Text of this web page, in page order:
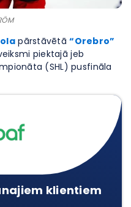
pārstāvētā“Orebro”
piektajā jeb
(SHL) pusfināla
klientiem